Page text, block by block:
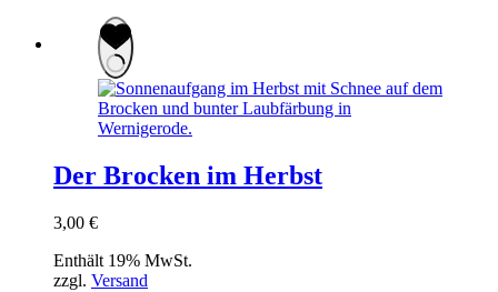
Der Brocken im Herbst
3,00 €
Enthält 19% MwSt.
zzgl. Versand